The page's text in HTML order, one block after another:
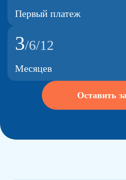
Первый платеж
3/6/12
Месяцев